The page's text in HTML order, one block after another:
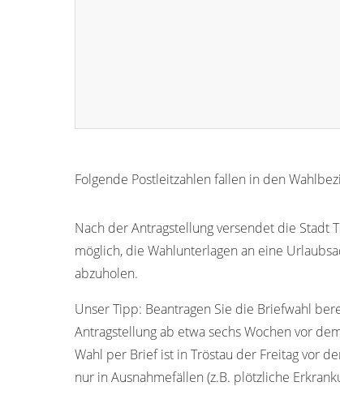
Folgende Postleitzahlen fallen in den
Nach der Antragstellung versendet die Stadt
möglich, die Wahlunterlagen an eine
abzuholen.
Unser Tipp: Beantragen Sie die Briefwahl
Antragstellung ab etwa sechs Wochen vor
Wahl per Brief ist in Tröstau der Freitag vor
nur in Ausnahmefällen (z.B. plötzliche